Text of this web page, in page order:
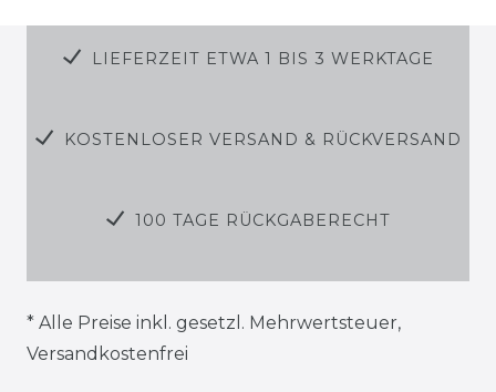
LIEFERZEIT ETWA 1 BIS 3 WERKTAGE
KOSTENLOSER VERSAND & RÜCKVERSAND
100 TAGE RÜCKGABERECHT
* Alle Preise inkl. gesetzl. Mehrwertsteuer,
Versandkostenfrei